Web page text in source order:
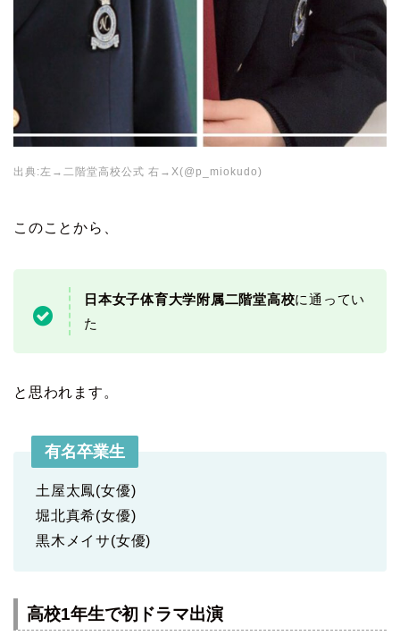
出典:左→二階堂高校公式 右→X(@p_miokudo)
このことから、
日本女子体育大学附属二階堂高校に通ってい
た
と思われます。
有名卒業生
土屋太鳳(女優)
堀北真希(女優)
黒木メイサ(女優)
高校1年生で初ドラマ出演